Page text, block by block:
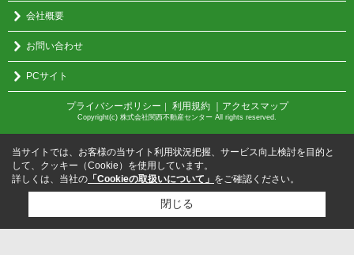
会社概要
お問い合わせ
PCサイト
プライバシーポリシー ｜ 利用規約 ｜アクセスマップ
Copyright(c) 株式会社関西不動産センター All rights reserved.
当サイトでは、お客様の当サイト利用状況把握、サービス向上検討を目的と
して、クッキー（Cookie）を使用しています。
詳しくは、当社の 「Cookieの取扱いについて」 をご確認ください。
閉じる